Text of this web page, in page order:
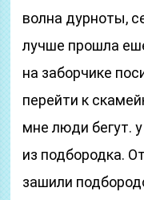
волна дурноты,
лучше прошла
на заборчике
перейти к
мне люди бегут.
из подбородка.
зашили